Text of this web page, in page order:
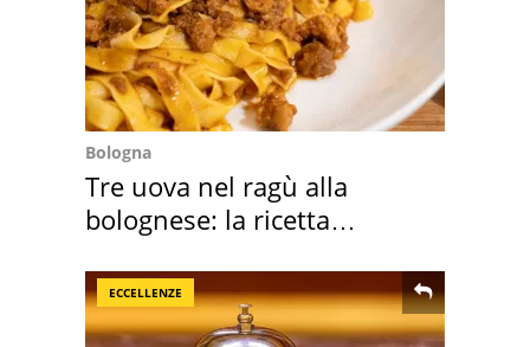
Bologna
Tre uova nel ragù alla
bolognese: la ricetta
ECCELLENZE